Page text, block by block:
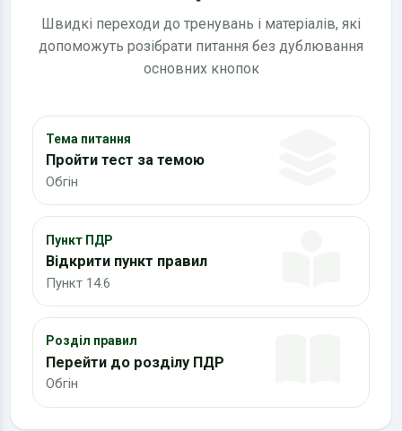
Швидкі переходи до тренувань і матеріалів, які
допоможуть розібрати питання без дублювання
основних кнопок
Тема питання
Пройти тест за темою
Обгін
Пункт ПДР
Відкрити пункт правил
Пункт 14.6
Розділ правил
Перейти до розділу ПДР
Обгін